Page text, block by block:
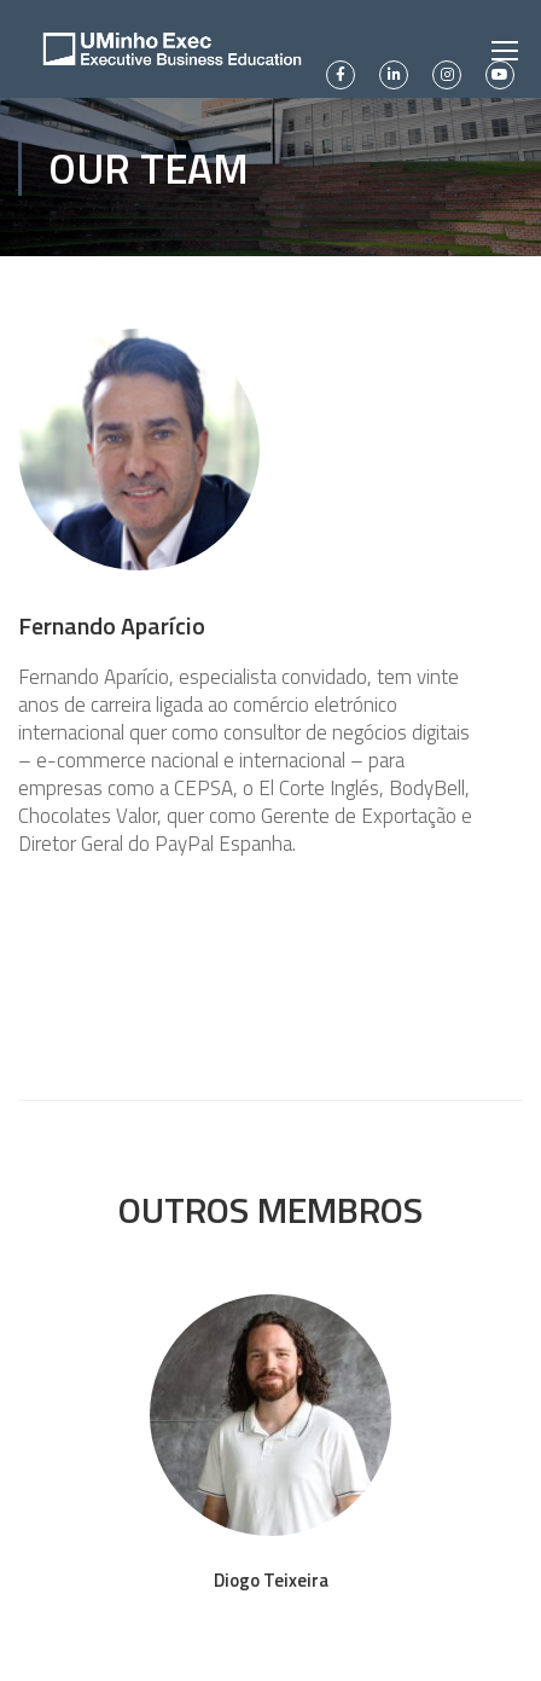
OUR TEAM
Fernando Aparício
Fernando Aparício, especialista convidado, tem vinte
anos de carreira ligada ao comércio eletrónico
internacional quer como consultor de negócios digitais
– e-commerce nacional e internacional – para
empresas como a CEPSA, o El Corte Inglés, BodyBell,
Chocolates Valor, quer como Gerente de Exportação e
Diretor Geral do PayPal Espanha.
OUTROS MEMBROS
Diogo Teixeira